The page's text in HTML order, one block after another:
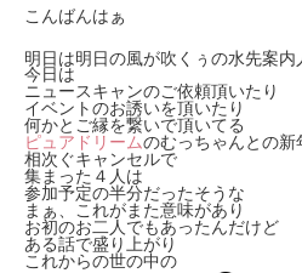
こんばんはぁ
明日は明日の風が吹くぅの水先案内
今日は
ニュースキャンのご依頼頂いたり
イベントのお誘いを頂いたり
何かとご縁を繋いで頂いてる
ピュアドリームのむっちゃんとの新
相次ぐキャンセルで
集まった４人は
参加予定の半分だったそうな
まぁ、これがまた意味があり
お初のお二人でもあったんだけど
ある話で盛り上がり
これからの世の中の